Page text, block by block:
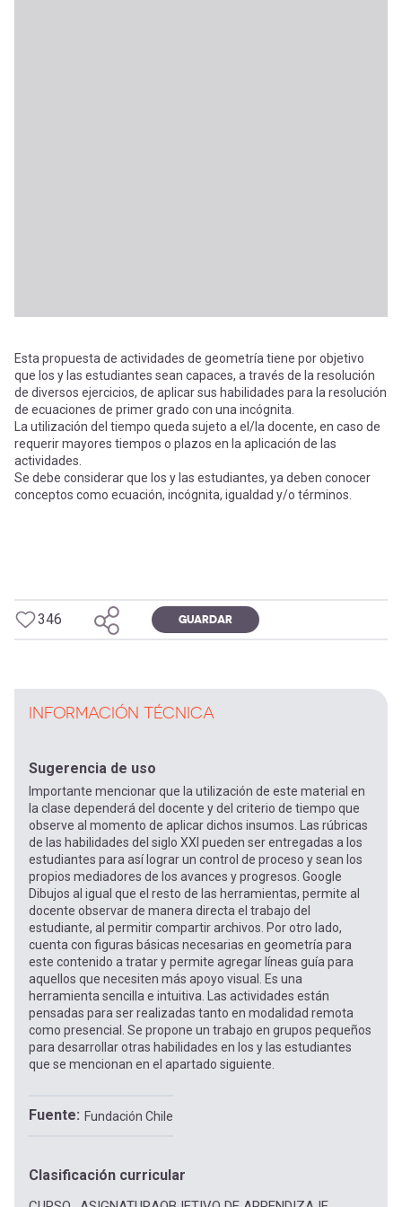
Esta propuesta de actividades de geometría tiene por objetivo
que los y las estudiantes sean capaces, a través de la resolución
de diversos ejercicios, de aplicar sus habilidades para la resolución
de ecuaciones de primer grado con una incógnita.
La utilización del tiempo queda sujeto a el/la docente, en caso de
requerir mayores tiempos o plazos en la aplicación de las
actividades.
Se debe considerar que los y las estudiantes, ya deben conocer
conceptos como ecuación, incógnita, igualdad y/o términos.
346 GUARDAR
INFORMACIÓN TÉCNICA
Sugerencia de uso
Importante mencionar que la utilización de este material en
la clase dependerá del docente y del criterio de tiempo que
observe al momento de aplicar dichos insumos. Las rúbricas
de las habilidades del siglo XXI pueden ser entregadas a los
estudiantes para así lograr un control de proceso y sean los
propios mediadores de los avances y progresos. Google
Dibujos al igual que el resto de las herramientas, permite al
docente observar de manera directa el trabajo del
estudiante, al permitir compartir archivos. Por otro lado,
cuenta con figuras básicas necesarias en geometría para
este contenido a tratar y permite agregar líneas guía para
aquellos que necesiten más apoyo visual. Es una
herramienta sencilla e intuitiva. Las actividades están
pensadas para ser realizadas tanto en modalidad remota
como presencial. Se propone un trabajo en grupos pequeños
para desarrollar otras habilidades en los y las estudiantes
que se mencionan en el apartado siguiente.
Fuente Fundación Chile
Clasificación curricular